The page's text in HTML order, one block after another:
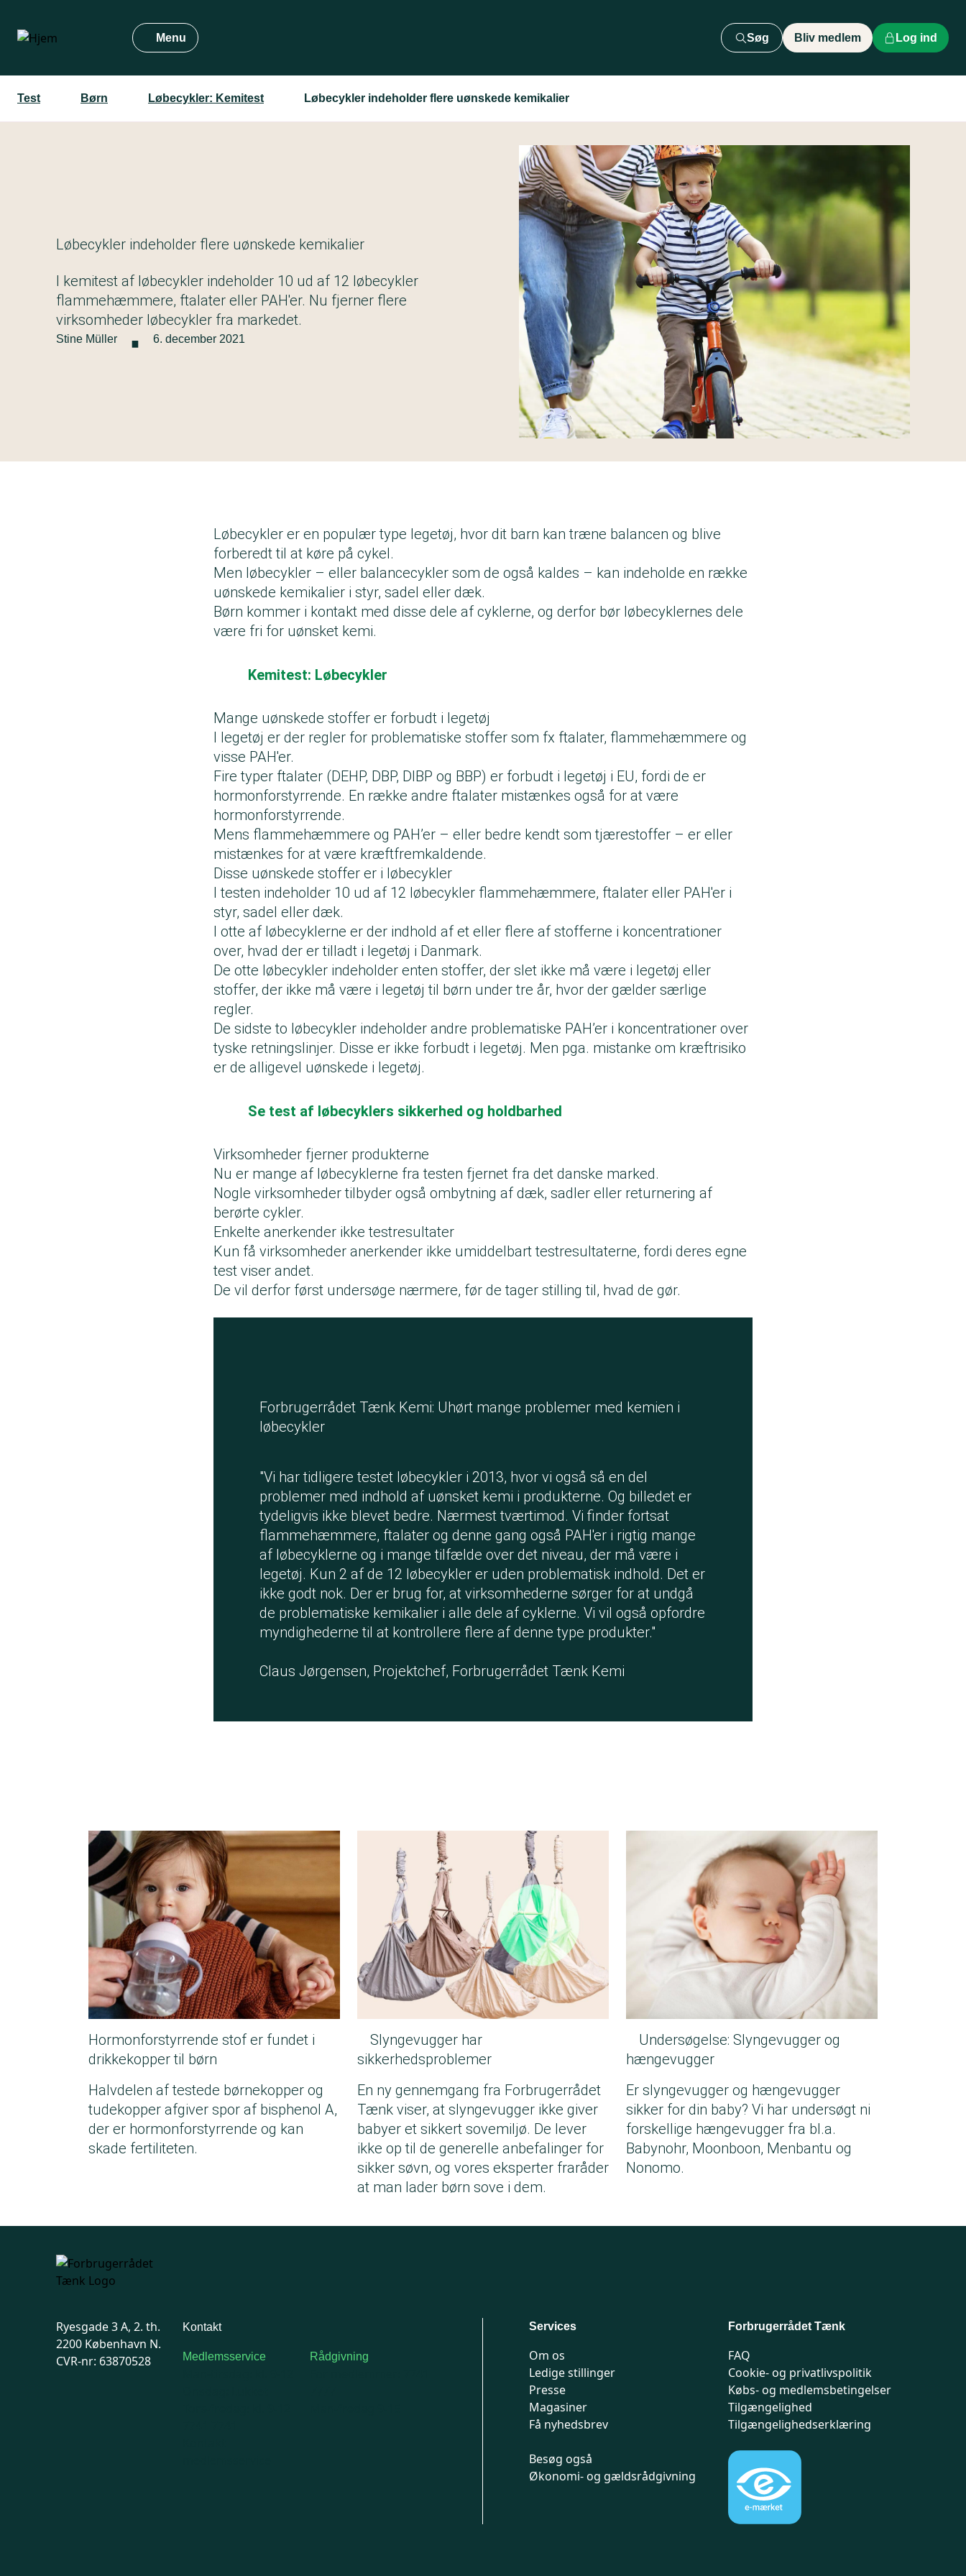
hovedindhold
Menu Søg Bliv medlem Log ind
Test Børn Løbecykler: Kemitest Løbecykler indeholder flere uønskede kemikalier
Løbecykler indeholder flere uønskede kemikalier
I kemitest af løbecykler indeholder 10 ud af 12 løbecykler
flammehæmmere, ftalater eller PAH'er. Nu fjerner flere
virksomheder løbecykler fra markedet.
Stine Müller · 6. december 2021
Løbecykler er en populær type legetøj, hvor dit barn kan træne balancen og blive
forberedt til at køre på cykel.
Men løbecykler – eller balancecykler som de også kaldes – kan indeholde en række
uønskede kemikalier i styr, sadel eller dæk.
Børn kommer i kontakt med disse dele af cyklerne, og derfor bør løbecyklernes dele
være fri for uønsket kemi.
Kemitest: Løbecykler
Mange uønskede stoffer er forbudt i legetøj
I legetøj er der regler for problematiske stoffer som fx ftalater, flammehæmmere og
visse PAH'er.
Fire typer ftalater (DEHP, DBP, DIBP og BBP) er forbudt i legetøj i EU, fordi de er
hormonforstyrrende. En række andre ftalater mistænkes også for at være
hormonforstyrrende.
Mens flammehæmmere og PAH’er – eller bedre kendt som tjærestoffer – er eller
mistænkes for at være kræftfremkaldende.
Disse uønskede stoffer er i løbecykler
I testen indeholder 10 ud af 12 løbecykler flammehæmmere, ftalater eller PAH'er i
styr, sadel eller dæk.
I otte af løbecyklerne er der indhold af et eller flere af stofferne i koncentrationer
over, hvad der er tilladt i legetøj i Danmark.
De otte løbecykler indeholder enten stoffer, der slet ikke må være i legetøj eller
stoffer, der ikke må være i legetøj til børn under tre år, hvor der gælder særlige
regler.
De sidste to løbecykler indeholder andre problematiske PAH’er i koncentrationer over
tyske retningslinjer. Disse er ikke forbudt i legetøj. Men pga. mistanke om kræftrisiko
er de alligevel uønskede i legetøj.
Se test af løbecyklers sikkerhed og holdbarhed
Virksomheder fjerner produkterne
Nu er mange af løbecyklerne fra testen fjernet fra det danske marked.
Nogle virksomheder tilbyder også ombytning af dæk, sadler eller returnering af
berørte cykler.
Enkelte anerkender ikke testresultater
Kun få virksomheder anerkender ikke umiddelbart testresultaterne, fordi deres egne
test viser andet.
De vil derfor først undersøge nærmere, før de tager stilling til, hvad de gør.
Forbrugerrådet Tænk Kemi: Uhørt mange problemer med kemien i
løbecykler
"Vi har tidligere testet løbecykler i 2013, hvor vi også så en del
problemer med indhold af uønsket kemi i produkterne. Og billedet er
tydeligvis ikke blevet bedre. Nærmest tværtimod. Vi finder fortsat
flammehæmmere, ftalater og denne gang også PAH'er i rigtig mange
af løbecyklerne og i mange tilfælde over det niveau, der må være i
legetøj. Kun 2 af de 12 løbecykler er uden problematisk indhold. Det er
ikke godt nok. Der er brug for, at virksomhederne sørger for at undgå
de problematiske kemikalier i alle dele af cyklerne. Vi vil også opfordre
myndighederne til at kontrollere flere af denne type produkter."
Claus Jørgensen, Projektchef, Forbrugerrådet Tænk Kemi
Hormonforstyrrende stof er fundet i
drikkekopper til børn
Halvdelen af testede børnekopper og
tudekopper afgiver spor af bisphenol A,
der er hormonforstyrrende og kan
skade fertiliteten.
Slyngevugger har
sikkerhedsproblemer
En ny gennemgang fra Forbrugerrådet
Tænk viser, at slyngevugger ikke giver
babyer et sikkert sovemiljø. De lever
ikke op til de generelle anbefalinger for
sikker søvn, og vores eksperter fraråder
at man lader børn sove i dem.
Undersøgelse: Slyngevugger og
hængevugger
Er slyngevugger og hængevugger
sikker for din baby? Vi har undersøgt ni
forskellige hængevugger fra bl.a.
Babynohr, Moonboon, Menbantu og
Nonomo.
Ryesgade 3 A, 2. th.
2200 København N.
CVR-nr: 63870528
Kontakt
Medlemsservice Rådgivning
Services
Om os
Ledige stillinger
Presse
Magasiner
Få nyhedsbrev
Besøg også
Økonomi- og gældsrådgivning
Forbrugerrådet Tænk
FAQ
Cookie- og privatlivspolitik
Købs- og medlemsbetingelser
Tilgængelighed
Tilgængelighedserklæring